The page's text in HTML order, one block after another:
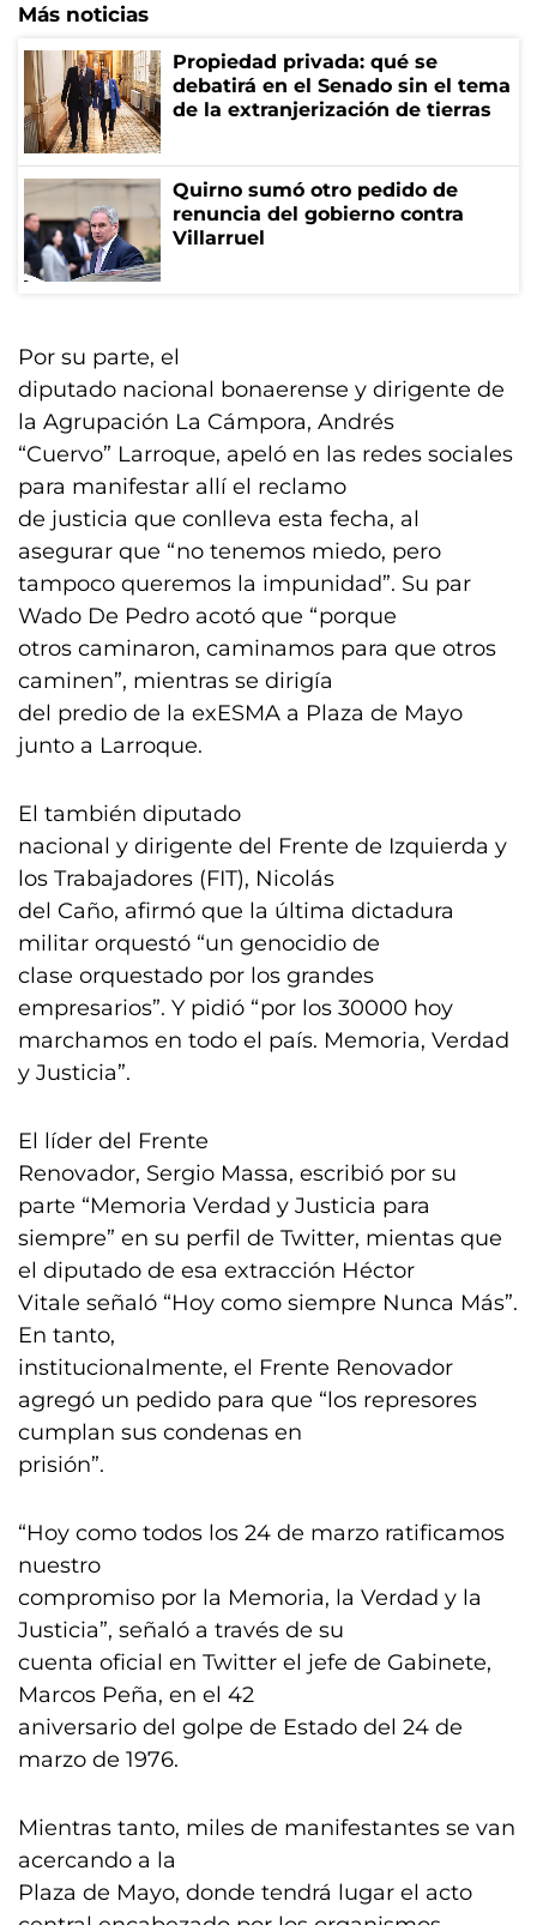
Más noticias
Propiedad privada: qué se
debatirá en el Senado sin el tema
de la extranjerización de tierras
Quirno sumó otro pedido de
renuncia del gobierno contra
Villarruel
Por su parte, el
diputado nacional bonaerense y dirigente de
la Agrupación La Cámpora, Andrés
“Cuervo” Larroque, apeló en las redes sociales
para manifestar allí el reclamo
de justicia que conlleva esta fecha, al
asegurar que “no tenemos miedo, pero
tampoco queremos la impunidad”. Su par
Wado De Pedro acotó que “porque
otros caminaron, caminamos para que otros
caminen”, mientras se dirigía
del predio de la exESMA a Plaza de Mayo
junto a Larroque.
El también diputado
nacional y dirigente del Frente de Izquierda y
los Trabajadores (FIT), Nicolás
del Caño, afirmó que la última dictadura
militar orquestó “un genocidio de
clase orquestado por los grandes
empresarios”. Y pidió “por los 30000 hoy
marchamos en todo el país. Memoria, Verdad
y Justicia”.
El líder del Frente
Renovador, Sergio Massa, escribió por su
parte “Memoria Verdad y Justicia para
siempre” en su perfil de Twitter, mientas que
el diputado de esa extracción Héctor
Vitale señaló “Hoy como siempre Nunca Más”.
En tanto,
institucionalmente, el Frente Renovador
agregó un pedido para que “los represores
cumplan sus condenas en
prisión”.
“Hoy como todos los 24 de marzo ratificamos
nuestro
compromiso por la Memoria, la Verdad y la
Justicia”, señaló a través de su
cuenta oficial en Twitter el jefe de Gabinete,
Marcos Peña, en el 42
aniversario del golpe de Estado del 24 de
marzo de 1976.
Mientras tanto, miles de manifestantes se van
acercando a la
Plaza de Mayo, donde tendrá lugar el acto